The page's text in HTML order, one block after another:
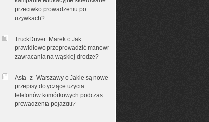
przeciwko prowadzeniu po
używkach?
TruckDriver_Marek o Jak
prawidłowo przeprowadzić manewr
zawracania na wąskiej drodze?
Asia_z_Warszawy o Jakie są nowe
przepisy dotyczące użycia
telefonów komórkowych podczas
prowadzenia pojazdu?